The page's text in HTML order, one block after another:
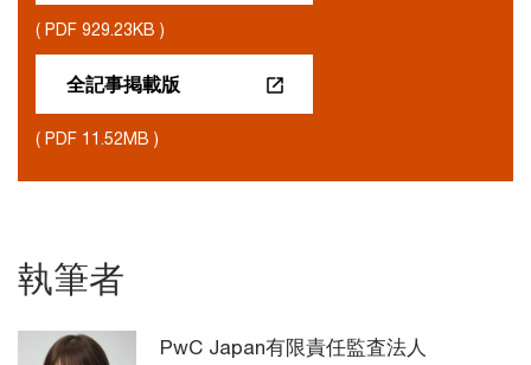
( PDF 929.23KB )
全記事掲載版
( PDF 11.52MB )
執筆者
PwC Japan有限責任監査法人